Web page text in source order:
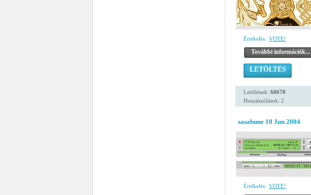
Értékelés: VOTE!
További információk...
LETÖLTÉS
Letöltések: 60670
Hozzászólások: 2
sasabune 10 Jun 2004
Értékelés: VOTE!